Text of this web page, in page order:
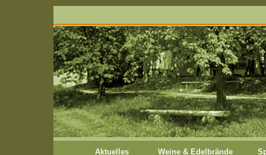
Aktuelles Weine & Edelbrände